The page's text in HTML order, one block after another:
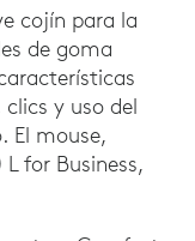
cojín para la
de goma
y uso del
El mouse,
for Business,